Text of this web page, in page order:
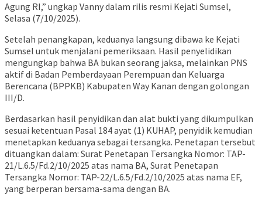
Agung RI,” ungkap Vanny dalam rilis resmi Kejati Sumsel,
Selasa (7/10/2025).
Setelah penangkapan, keduanya langsung dibawa ke Kejati
Sumsel untuk menjalani pemeriksaan. Hasil penyelidikan
mengungkap bahwa BA bukan seorang jaksa, melainkan PNS
aktif di Badan Pemberdayaan Perempuan dan Keluarga
Berencana (BPPKB) Kabupaten Way Kanan dengan golongan
III/D.
Berdasarkan hasil penyidikan dan alat bukti yang dikumpulkan
sesuai ketentuan Pasal 184 ayat (1) KUHAP, penyidik kemudian
menetapkan keduanya sebagai tersangka. Penetapan tersebut
dituangkan dalam: Surat Penetapan Tersangka Nomor: TAP-
21/L.6.5/Fd.2/10/2025 atas nama BA, Surat Penetapan
Tersangka Nomor: TAP-22/L.6.5/Fd.2/10/2025 atas nama EF,
yang berperan bersama-sama dengan BA.